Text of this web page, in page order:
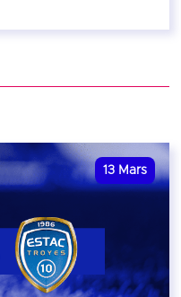
13 Mars